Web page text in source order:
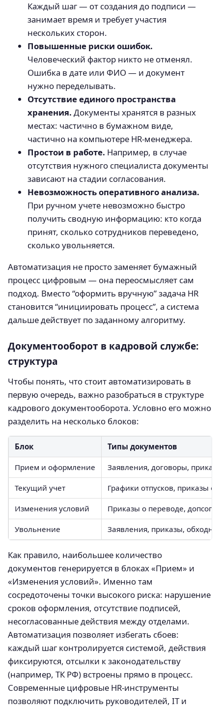
Каждый шаг — от создания до подписи —
занимает время и требует участия
нескольких сторон.
Повышенные риски ошибок.
Человеческий фактор никто не отменял.
Ошибка в дате или ФИО — и документ
нужно переделывать.
Отсутствие единого пространства
хранения. Документы хранятся в разных
местах: частично в бумажном виде,
частично на компьютере HR-менеджера.
Простои в работе. Например, в случае
отсутствия нужного специалиста документы
зависают на стадии согласования.
Невозможность оперативного анализа.
При ручном учете невозможно быстро
получить сводную информацию: кто когда
принят, сколько сотрудников переведено,
сколько увольняется.
Автоматизация не просто заменяет бумажный
процесс цифровым — она переосмысляет сам
подход. Вместо “оформить вручную” задача HR
становится “инициировать процесс”, а система
дальше действует по заданному алгоритму.
Документооборот в кадровой службе:
структура
Чтобы понять, что стоит автоматизировать в
первую очередь, важно разобраться в структуре
кадрового документооборота. Условно его можно
разделить на несколько блоков:
Блок Типы документов
Прием и оформление Заявления, договоры,
Текущий учет Графики отпусков, приказы
Изменения условий Приказы о переводе,
Увольнение Заявления, приказы,
Как правило, наибольшее количество
документов генерируется в блоках «Прием» и
«Изменения условий». Именно там
сосредоточены точки высокого риска: нарушение
сроков оформления, отсутствие подписей,
несогласованные действия между отделами.
Автоматизация позволяет избегать сбоев:
каждый шаг контролируется системой, действия
фиксируются, отсылки к законодательству
(например, ТК РФ) встроены прямо в процесс.
Современные цифровые HR-инструменты
позволяют подключить руководителей, IT и